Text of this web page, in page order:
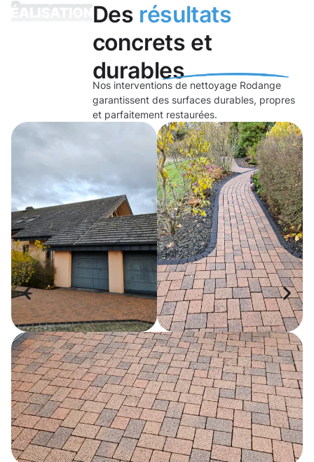
Des résultats
concrets et
durables
Nos interventions de nettoyage Rodange
garantissent des surfaces durables, propres
et parfaitement restaurées.